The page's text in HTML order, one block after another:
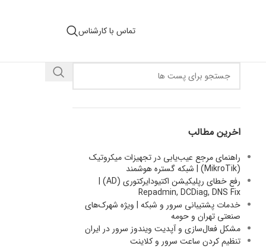
تماس با کارشناس
اخرین مطالب
راهنمای مرجع عیب‌یابی در تجهیزات میکروتیک
(MikroTik) | شبکه گستره هوشمند
رفع خطای رپلیکیشن اکتیودایرکتوری (AD) |
Repadmin, DCDiag, DNS Fix
خدمات پشتیبانی سرور و شبکه | ویژه شهرک‌های
صنعتی تهران و حومه
مشکل فعال‌سازی و آپدیت ویندوز سرور در ایران
تنظیم کردن ساعت سرور و کلاینت